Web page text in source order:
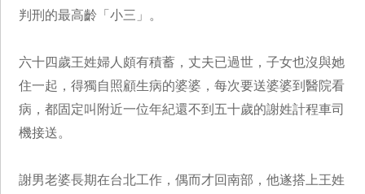
判刑的最高齡「小三」。
六十四歲王姓婦人頗有積蓄，丈夫已過世，子女也沒與她
住一起，得獨自照顧生病的婆婆，每次要送婆婆到醫院看
病，都固定叫附近一位年紀還不到五十歲的謝姓計程車司
機接送。
謝男老婆長期在台北工作，偶而才回南部，他遂搭上王姓